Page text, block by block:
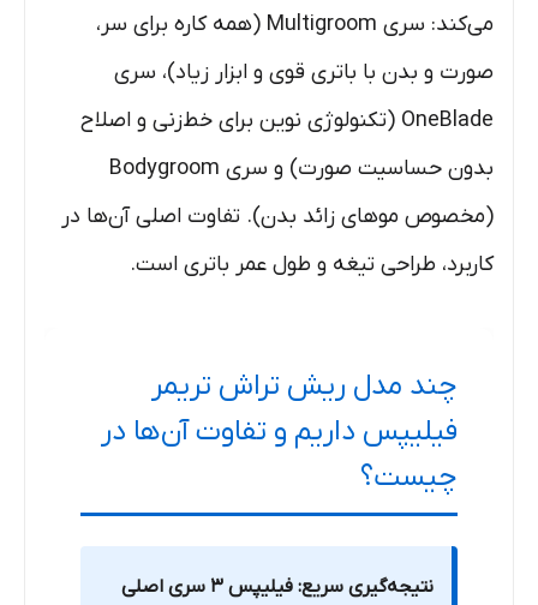
می‌کند: سری Multigroom (همه کاره برای سر،
صورت و بدن با باتری قوی و ابزار زیاد)، سری
OneBlade (تکنولوژی نوین برای خط‌زنی و اصلاح
بدون حساسیت صورت) و سری Bodygroom
(مخصوص موهای زائد بدن). تفاوت اصلی آن‌ها در
کاربرد، طراحی تیغه و طول عمر باتری است.
چند مدل ریش تراش تریمر
فیلیپس داریم و تفاوت آن‌ها در
چیست؟
نتیجه‌گیری سریع: فیلیپس ۳ سری اصلی